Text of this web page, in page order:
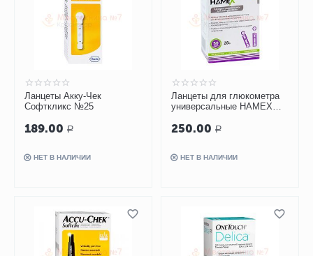
Ланцеты Акку-Чек
Софткликс №25
189.00 Р
НЕТ В НАЛИЧИИ
Ланцеты для глюкометра
универсальные HAMEX
250.00 Р
НЕТ В НАЛИЧИИ